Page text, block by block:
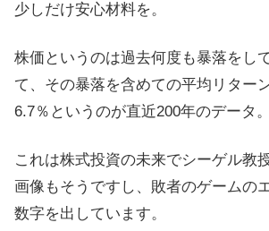
少しだけ安心材料を。
株価というのは過去何度も暴落をし
て、その暴落を含めての平均リター
6.7％というのが直近200年のデータ。
これは株式投資の未来でシーゲル教
画像もそうですし、敗者のゲームの
数字を出しています。